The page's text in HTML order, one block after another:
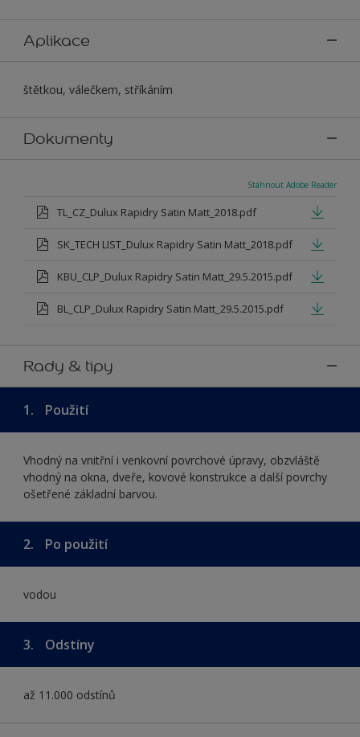
Aplikace
štětkou, válečkem, stříkáním
Dokumenty
Stáhnout Adobe Reader
TL_CZ_Dulux Rapidry Satin Matt_2018.pdf
SK_TECH LIST_Dulux Rapidry Satin Matt_2018.pdf
KBU_CLP_Dulux Rapidry Satin Matt_29.5.2015.pdf
BL_CLP_Dulux Rapidry Satin Matt_29.5.2015.pdf
Rady & tipy
1. Použití
Vhodný na vnitřní i venkovní povrchové úpravy, obzvláště
vhodný na okna, dveře, kovové konstrukce a další povrchy
ošetřené základní barvou.
2. Po použití
vodou
3. Odstíny
až 11.000 odstínů